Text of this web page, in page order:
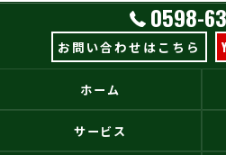
0598-
お問い合わせはこちら
ホーム
サービス